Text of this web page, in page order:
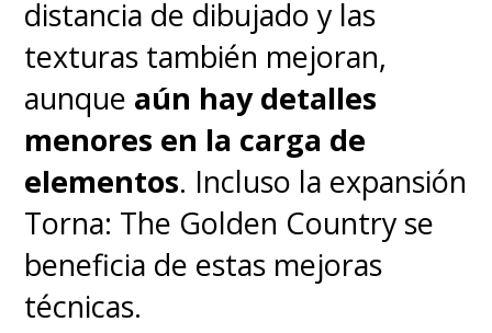
que un real modo que soporte
el juego . No me malentiendan,
es entretenido y todo, pero creo
que a este punto se le pudo
haber sacado más provecho
para hacer que den ganas de
volver a jugarlo una vez se
acabe, que no es más allá de
distancia de dibujado y las
texturas también mejoran,
aunque aún hay detalles
menores en la carga de
elementos. Incluso la expansión
Torna: The Golden Country se
beneficia de estas mejoras
técnicas.